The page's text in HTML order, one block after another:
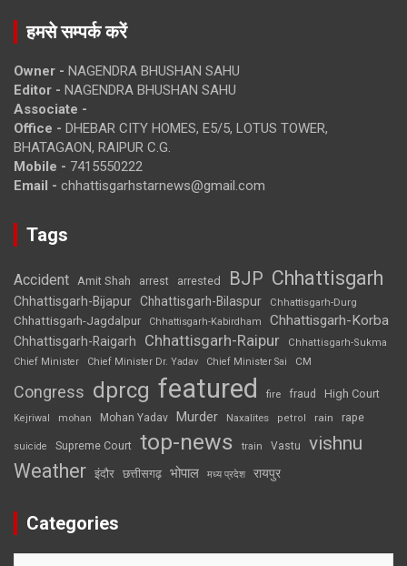
हमसे सम्पर्क करें
Owner - NAGENDRA BHUSHAN SAHU
Editor - NAGENDRA BHUSHAN SAHU
Associate -
Office - DHEBAR CITY HOMES, E5/5, LOTUS TOWER,
BHATAGAON, RAIPUR C.G.
Mobile - 7415550222
Email - chhattisgarhstarnews@gmail.com
Tags
Accident Amit Shah arrest arrested BJP Chhattisgarh
Chhattisgarh-Bijapur Chhattisgarh-Bilaspur Chhattisgarh-Durg
Chhattisgarh-Jagdalpur Chhattisgarh-Kabirdham Chhattisgarh-Korba
Chhattisgarh-Raigarh Chhattisgarh-Raipur
Chhattisgarh-Sukma
Chief Minister
Chief Minister Dr. Yadav Chief Minister Sai CM
Congress dprcg featured fire fraud High Court
Kejriwal mohan Mohan Yadav Murder Naxalites petrol rain rape
suicide Supreme Court top-news train Vastu vishnu
Weather इंदौर छत्तीसगढ़ भोपाल मध्य प्रदेश रायपुर
Categories